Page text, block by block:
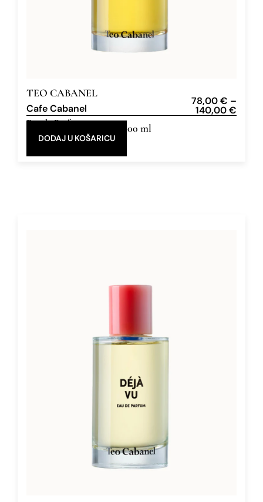
TEO CABANEL
Cafe Cabanel
78,00€ –
140,00€
Eau de Parfum 30 ml, 100 ml
DODAJ U KOŠARICU